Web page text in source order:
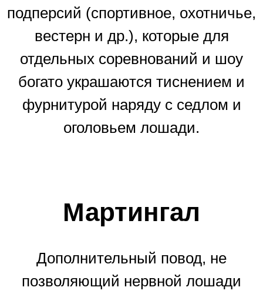
подперсий (спортивное, охотничье,
вестерн и др.), которые для
отдельных соревнований и шоу
богато украшаются тиснением и
фурнитурой наряду с седлом и
оголовьем лошади.
Мартингал
Дополнительный повод, не
позволяющий нервной лошади